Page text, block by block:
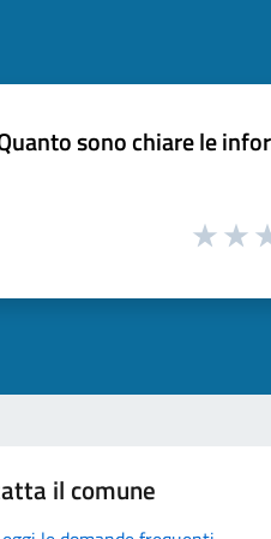
sono chiare le
il comune